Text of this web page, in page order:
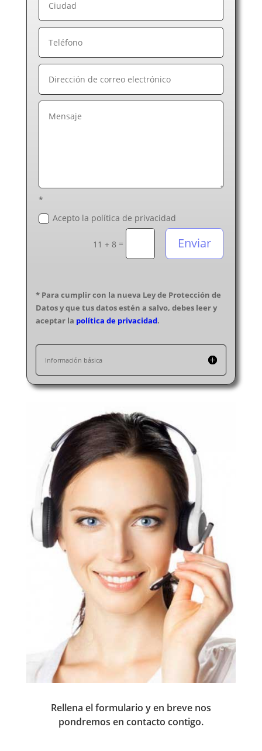
*
Acepto la política de privacidad
11 + 8 = Enviar
* Para cumplir con la nueva Ley de Protección de
Datos y que tus datos estén a salvo, debes leer y
aceptar la política de privacidad.
Información básica
Rellena el formulario y en breve nos
pondremos en contacto contigo.